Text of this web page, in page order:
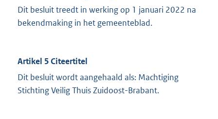
Dit besluit treedt in werking op 1 januari 2022 na
bekendmaking in het gemeenteblad.
Artikel 5 Citeertitel
Dit besluit wordt aangehaald als: Machtiging
Stichting Veilig Thuis Zuidoost-Brabant.